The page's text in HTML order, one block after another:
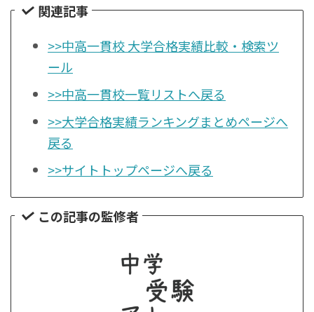
関連記事
>>中高一貫校 大学合格実績比較・検索ツ
ール
>>中高一貫校一覧リストへ戻る
>>大学合格実績ランキングまとめページへ
戻る
>>サイトトップページへ戻る
この記事の監修者